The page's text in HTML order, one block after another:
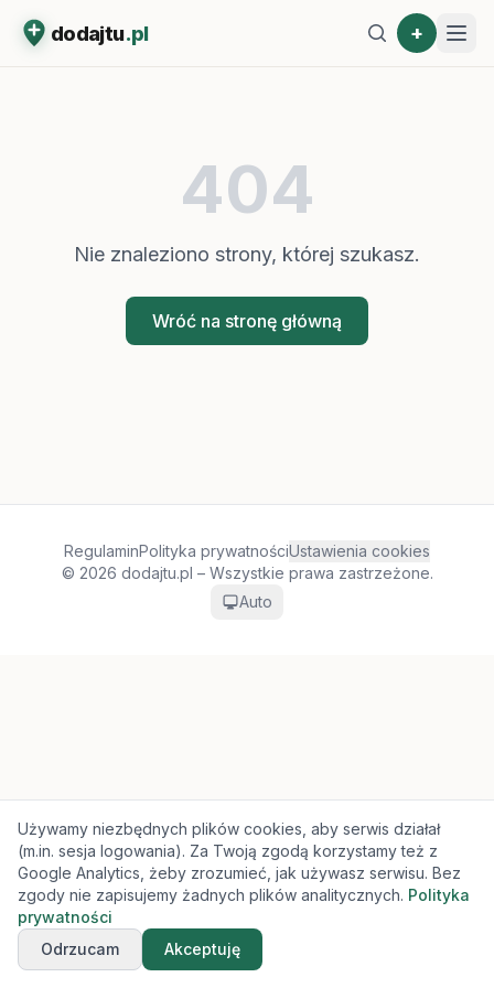
dodajtu.pl +
404
Nie znaleziono strony, której szukasz.
Wróć na stronę główną
RegulaminPolityka prywatnościUstawienia cookies
© 2026 dodajtu.pl – Wszystkie prawa zastrzeżone.
Auto
Używamy niezbędnych plików cookies, aby serwis działał
(m.in. sesja logowania). Za Twoją zgodą korzystamy też z
Google Analytics, żeby zrozumieć, jak używasz serwisu. Bez
zgody nie zapisujemy żadnych plików analitycznych. Polityka
prywatności
Odrzucam
Akceptuję